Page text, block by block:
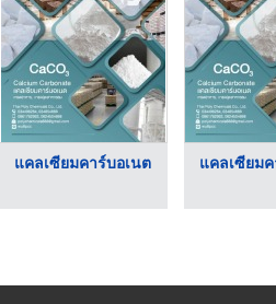
แคลเซียมคาร์บอเนต แคลเซียม